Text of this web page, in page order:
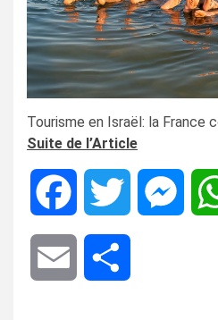
Tourisme en Israël: la France
Suite de l’Article
Facebook Twitter
Email